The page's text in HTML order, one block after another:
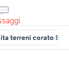
terreni corato